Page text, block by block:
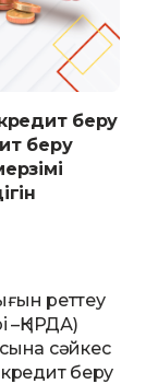
беру
беру
реттеу
–ҚНРДА)
сәйкес
беру